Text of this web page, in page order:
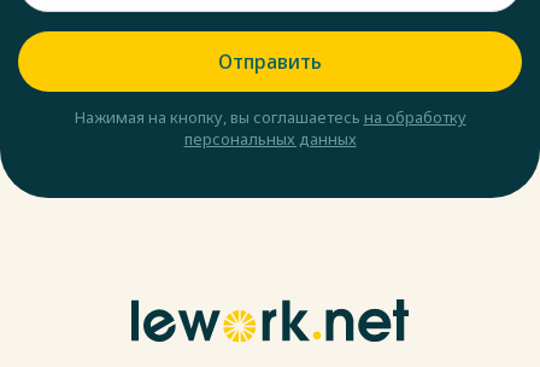
Отправить
Нажимая на кнопку, вы соглашаетесь на обработку
персональных данных